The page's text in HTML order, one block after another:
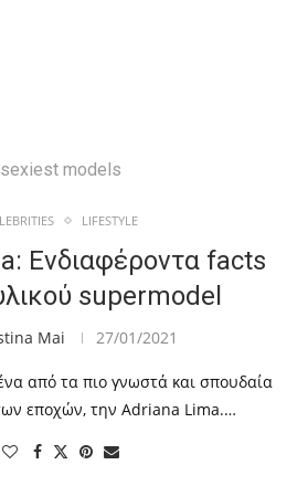
sexiest models
LIFESTYLE
Ενδιαφέροντα facts
supermodel
Mai 27/01/2021
από τα πιο γνωστά και σπουδαία
εποχών, την Adriana Lima.…